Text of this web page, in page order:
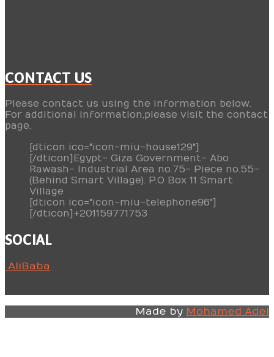
CONTACT US
Please contact us using the information below.
For additional information,please visit the contact
page.
[dticon ico="icon-miu-house129"]
[/dticon]Egypt- Giza Government- Abo
Rawash- Industrial Area no.75- Piece no.55-
(Behind Smart Village). P.O Box 11 Smart
Village
[dticon ico="icon-miu-telephone96"]
[/dticon]+201159771753
SOCIAL
AliBaba
Made by Mohamed Adel